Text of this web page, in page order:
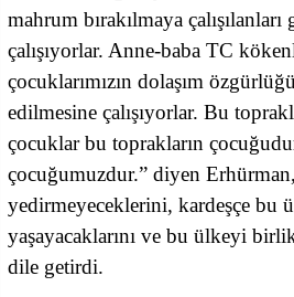
mahrum bırakılmaya
çalışıyorlar. Anne-baba TC
çocuklarımızın dolaşım
edilmesine çalışıyorlar. Bu
çocuklar bu toprakların
çocuğumuzdur.” diyen
yedirmeyeceklerini, kardeşçe bu
yaşayacaklarını ve bu ülkeyi
dile getirdi.